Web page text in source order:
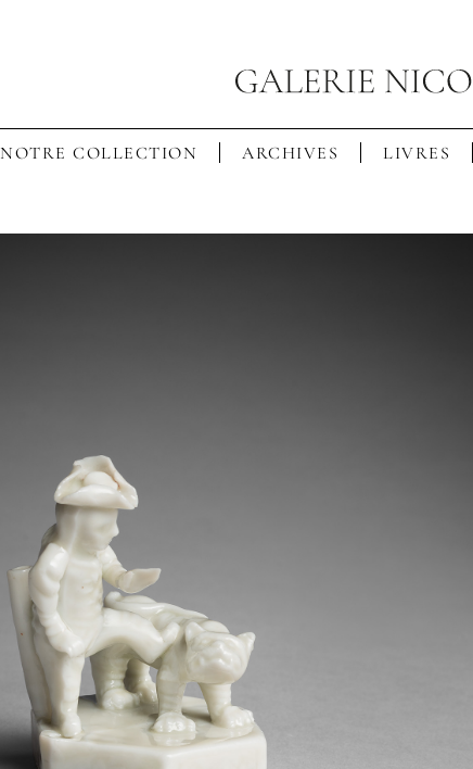
NOTRE COLLECTION ARCHIVES LIVRES